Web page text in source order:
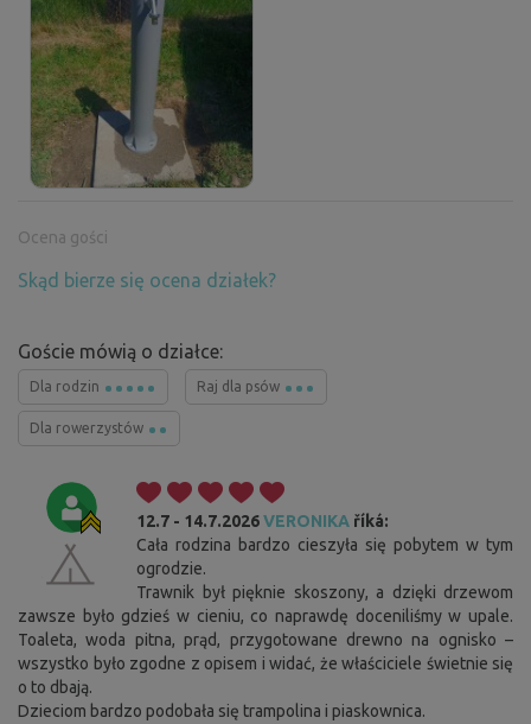
Ocena gości
Skąd bierze się ocena działek?
Goście mówią o działce:
Dla rodzin Raj dla psów
Dla rowerzystów
12.7 - 14.7.2026VERONIKA říká:
Cała rodzina bardzo cieszyła się pobytem w tym
ogrodzie.
Trawnik był pięknie skoszony, a dzięki drzewom
zawsze było gdzieś w cieniu, co naprawdę doceniliśmy w upale.
Toaleta, woda pitna, prąd, przygotowane drewno na ognisko –
wszystko było zgodne z opisem i widać, że właściciele świetnie się
o to dbają.
Dzieciom bardzo podobała się trampolina i piaskownica.